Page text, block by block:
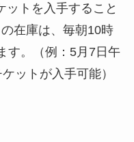
ットを入手すること
在庫は、毎朝10時
す。（例：5月7日午
ットが入手可能）